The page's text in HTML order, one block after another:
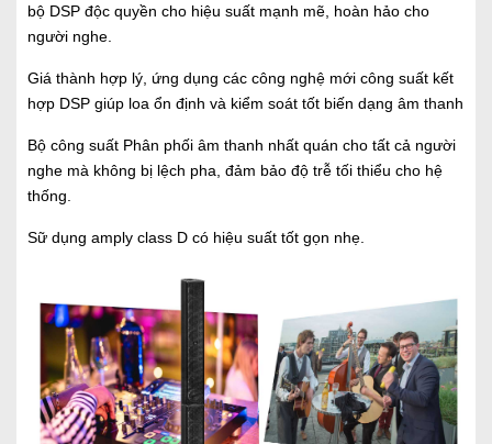
bộ DSP độc quyền cho hiệu suất mạnh mẽ, hoàn hảo cho
người nghe.
Giá thành hợp lý, ứng dụng các công nghệ mới công suất kết
hợp DSP giúp loa ổn định và kiểm soát tốt biến dạng âm thanh
Bộ công suất Phân phối âm thanh nhất quán cho tất cả người
nghe mà không bị lệch pha, đảm bảo độ trễ tối thiểu cho hệ
thống.
Sữ dụng amply class D có hiệu suất tốt gọn nhẹ.